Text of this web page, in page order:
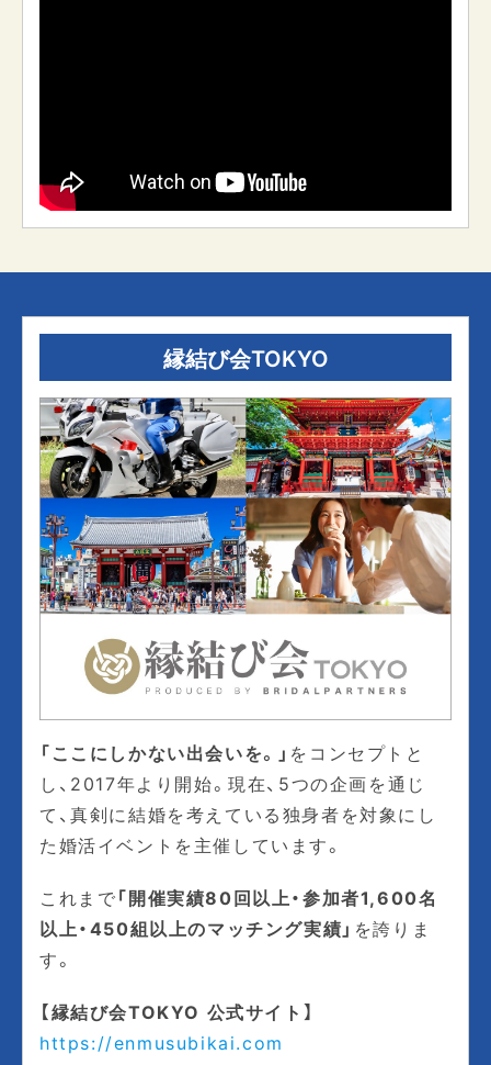
縁結び会TOKYO
「ここにしかない出会いを。」 をコンセプトと
し、2017年より開始。現在、5つの企画を通じ
て、真剣に結婚を考えている独身者を対象にし
た婚活イベントを主催しています。
これまで「開催実績80回以上・参加者1,600名
以上・450組以上のマッチング実績」 を誇りま
す。
【縁結び会TOKYO 公式サイト】
https://enmusubikai.com